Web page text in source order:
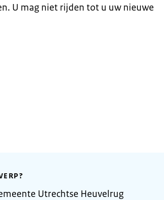
U mag niet rijden tot u uw nieuwe
Utrechtse Heuvelrug